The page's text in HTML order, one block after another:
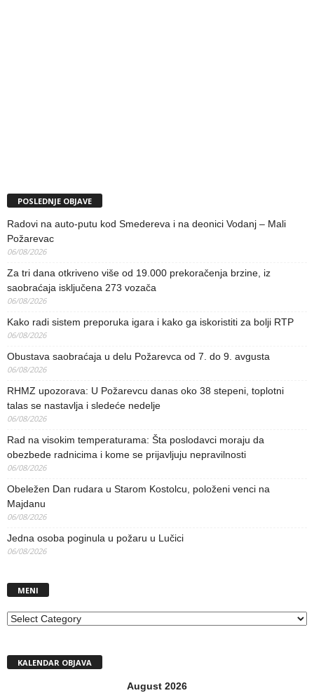
POSLEDNJE OBJAVE
Radovi na auto-putu kod Smedereva i na deonici Vodanj – Mali
Požarevac
06/08/2026
Za tri dana otkriveno više od 19.000 prekoračenja brzine, iz
saobraćaja isključena 273 vozača
06/08/2026
Kako radi sistem preporuka igara i kako ga iskoristiti za bolji RTP
06/08/2026
Obustava saobraćaja u delu Požarevca od 7. do 9. avgusta
06/08/2026
RHMZ upozorava: U Požarevcu danas oko 38 stepeni, toplotni
talas se nastavlja i sledeće nedelje
06/08/2026
Rad na visokim temperaturama: Šta poslodavci moraju da
obezbede radnicima i kome se prijavljuju nepravilnosti
06/08/2026
Obeležen Dan rudara u Starom Kostolcu, položeni venci na
Majdanu
06/08/2026
Jedna osoba poginula u požaru u Lučici
06/08/2026
MENI
MENI
KALENDAR OBJAVA
August 2026